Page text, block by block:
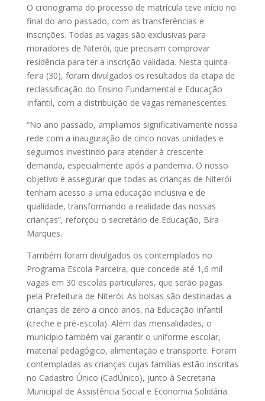
O cronograma do processo de matrícula teve início no
final do ano passado, com as transferências e
inscrições. Todas as vagas são exclusivas para
moradores de Niterói, que precisam comprovar
residência para ter a inscrição validada. Nesta quinta-
feira (30), foram divulgados os resultados da etapa de
reclassificação do Ensino Fundamental e Educação
Infantil, com a distribuição de vagas remanescentes.
“No ano passado, ampliamos significativamente nossa
rede com a inauguração de cinco novas unidades e
seguimos investindo para atender à crescente
demanda, especialmente após a pandemia. O nosso
objetivo é assegurar que todas as crianças de Niterói
tenham acesso a uma educação inclusiva e de
qualidade, transformando a realidade das nossas
crianças”, reforçou o secretário de Educação, Bira
Marques.
Também foram divulgados os contemplados no
Programa Escola Parceira, que concede até 1,6 mil
vagas em 30 escolas particulares, que serão pagas
pela Prefeitura de Niterói. As bolsas são destinadas a
crianças de zero a cinco anos, na Educação Infantil
(creche e pré-escola). Além das mensalidades, o
município também vai garantir o uniforme escolar,
material pedagógico, alimentação e transporte. Foram
contempladas as crianças cujas famílias estão inscritas
no Cadastro Único (CadÚnico), junto à Secretaria
Municipal de Assistência Social e Economia Solidária.